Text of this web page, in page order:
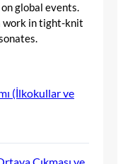
global events.
work in tight-knit
(İlkokullar ve